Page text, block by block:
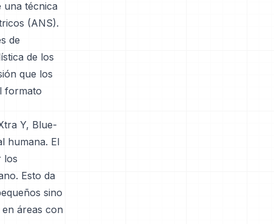
una técnica
(ANS).
de
de los
que los
formato
Y, Blue-
humana. El
los
Esto da
sino
áreas con